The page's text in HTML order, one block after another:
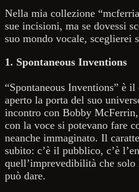
Nella mia collezione
sue incisioni, ma se dovessi
suo mondo vocale, sceglierei
1. Spontaneous Inventions
“Spontaneous Inventions” è
aperto la porta del suo
incontro con Bobby
con la voce si potevano fare
neanche immaginato. Il
subito: c’è il pubblico, c’è
quell’imprevedibilità che
può dare.